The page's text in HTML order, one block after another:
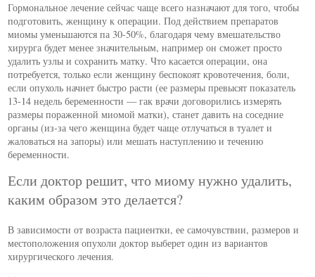
Гормональное лечение сейчас чаще всего назначают для того, чтобы
подготовить, женщину к операции. Под действием препаратов
миомы уменьшаются па 30-50%, благодаря чему вмешательство
хирурга будет менее значительным, например он сможет просто
удалить узлы и сохранить матку. Что касается операции, она
потребуется, только если женщину беспокоят кровотечения, боли,
если опухоль начнет быстро расти (ее размеры превысят показатель
13-14 недель беременности — гак врачи договорились измерять
размеры пораженной миомой матки), станет давить на соседние
органы (из-за чего женщина будет чаще отлучаться в туалет и
жаловаться на запоры) или мешать наступлению и течению
беременности.
Если доктор решит, что миому нужно удалить,
каким образом это делается?
В зависимости от возраста пациентки, ее самочувствии, размеров и
местоположения опухоли доктор выберет один из вариантов
хирургического лечения.